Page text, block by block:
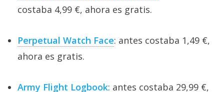
costaba 4,99 €, ahora es gratis.
Perpetual Watch Face: antes costaba 1,49 €,
ahora es gratis.
Army Flight Logbook: antes costaba 29,99 €,